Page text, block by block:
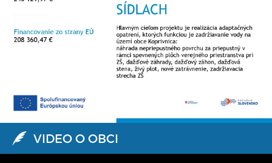
VIDEO O OBCI